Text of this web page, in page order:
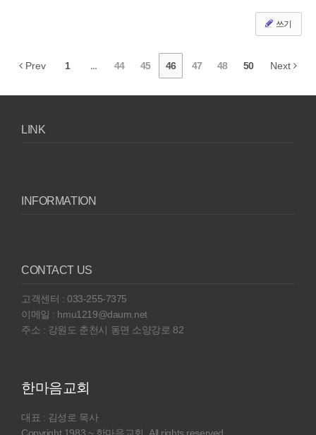
쓰기
Prev 1 ... 44 45 46 47 48 50 Next
LINK
INFORMATION
CONTACT US
고객센터 : 033-255-7375
이메일 : hmu1219@daum.net
주소 : 강원도 춘천시 동면 소양강로 82
한마음교회
대표 : 김성로 목사
Copyright 1983 ~ 한마음교회. All rights reserved.